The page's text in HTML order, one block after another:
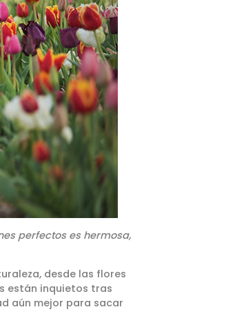
perfectos es hermosa,
desde las flores
están inquietos tras
aún mejor para sacar